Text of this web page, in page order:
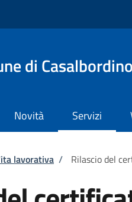
di Casalbordino
Novità Servizi
pane
lavorativa / Rilascio del